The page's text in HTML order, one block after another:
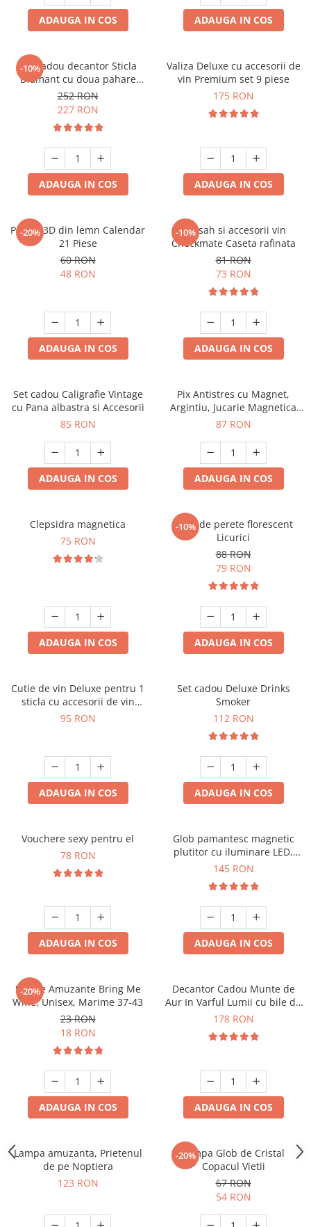
ADAUGA IN COS ADAUGA IN COS
-10%
Set cadou decantor Sticla
Diamant cu doua pahare
Deluxe
252 RON
227 RON
ADAUGA IN COS
Valiza Deluxe cu accesorii de
vin Premium set 9 piese
175 RON
ADAUGA IN COS
-20%
Puzzle 3D din lemn Calendar
21 Piese
60 RON
48 RON
ADAUGA IN COS
-10%
Set sah si accesorii vin
Checkmate Caseta rafinata
81 RON
73 RON
ADAUGA IN COS
Set cadou Caligrafie Vintage
cu Pana albastra si Accesorii
85 RON
ADAUGA IN COS
Pix Antistres cu Magnet,
Argintiu, Jucarie Magnetica
pentru Birou
87 RON
ADAUGA IN COS
Clepsidra magnetica
75 RON
ADAUGA IN COS
-10%
Ceas de perete florescent
Licurici
88 RON
79 RON
ADAUGA IN COS
Cutie de vin Deluxe pentru 1
sticla cu accesorii de vin
incluse interior oranj
95 RON
ADAUGA IN COS
Set cadou Deluxe Drinks
Smoker
112 RON
ADAUGA IN COS
Vouchere sexy pentru el
78 RON
ADAUGA IN COS
Glob pamantesc magnetic
plutitor cu iluminare LED,
Forma C
145 RON
ADAUGA IN COS
-20%
Sosete Amuzante Bring Me
Wine, Unisex, Marime 37-43
23 RON
18 RON
ADAUGA IN COS
Decantor Cadou Munte de
Aur In Varful Lumii cu bile de
curatare
178 RON
ADAUGA IN COS
Lampa amuzanta, Prietenul
de pe Noptiera
123 RON
-20%
Lampa Glob de Cristal
Copacul Vietii
67 RON
54 RON